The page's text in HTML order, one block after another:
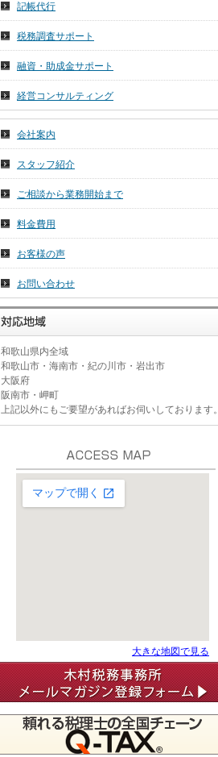
2026年 7月 14日
７月の京都へ
2026年 7月 1日
令和８年７月分税務ニュース☆彡
2026年 6月 26日
～和歌山の名勝・重要文化財～
記帳代行
税務調査サポート
融資・助成金サポート
経営コンサルティング
会社案内
スタッフ紹介
ご相談から業務開始まで
料金費用
お客様の声
お問い合わせ
和歌山県内全域
和歌山市・海南市・紀の川市・岩出市
大阪府
阪南市・岬町
上記以外にもご要望があればお伺いしております。
大きな地図で見る